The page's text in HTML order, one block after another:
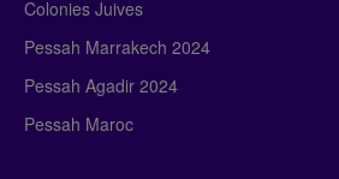
Colonies Juives
Pessah Marrakech 2024
Pessah Agadir 2024
Pessah Maroc